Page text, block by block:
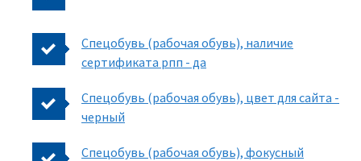
Спецобувь (рабочая обувь), наличие
сертификата рпп - да
Спецобувь (рабочая обувь), цвет для сайта -
черный
Спецобувь (рабочая обувь), фокусный